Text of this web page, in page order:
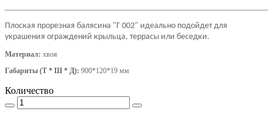
Плоская прорезная балясина "Г 002" идеально подойдет для
украшения ограждений крыльца, террасы или беседки.
Материал: хвоя
Габариты (Т * Ш * Д): 900*120*19 мм
Количество